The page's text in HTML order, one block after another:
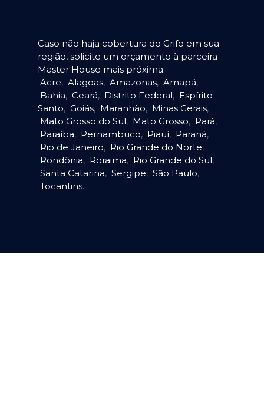
Caso não haja cobertura do Grifo em sua
região, solicite um orçamento à parceira
Master House mais próxima:
Acre, Alagoas, Amazonas, Amapá,
Bahia, Ceará, Distrito Federal, Espírito
Santo, Goiás, Maranhão, Minas Gerais,
Mato Grosso do Sul, Mato Grosso, Pará,
Paraíba, Pernambuco, Piauí, Paraná,
Rio de Janeiro, Rio Grande do Norte,
Rondônia, Roraima, Rio Grande do Sul,
Santa Catarina, Sergipe, São Paulo,
Tocantins.